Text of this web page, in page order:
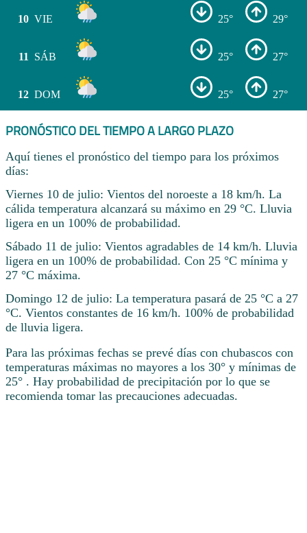
10 VIE 25° 29°
11 SÁB 25° 27°
12 DOM 25° 27°
PRONÓSTICO DEL TIEMPO A LARGO PLAZO
Aquí tienes el pronóstico del tiempo para los próximos
días:
Viernes 10 de julio: Vientos del noroeste a 18 km/h. La
cálida temperatura alcanzará su máximo en 29 °C. Lluvia
ligera en un 100% de probabilidad.
Sábado 11 de julio: Vientos agradables de 14 km/h. Lluvia
ligera en un 100% de probabilidad. Con 25 °C mínima y
27 °C máxima.
Domingo 12 de julio: La temperatura pasará de 25 °C a 27
°C. Vientos constantes de 16 km/h. 100% de probabilidad
de lluvia ligera.
Para las próximas fechas se prevé días con chubascos con
temperaturas máximas no mayores a los 30° y mínimas de
25° . Hay probabilidad de precipitación por lo que se
recomienda tomar las precauciones adecuadas.